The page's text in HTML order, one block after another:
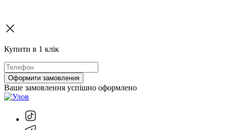
Купити в 1 клік
Оформити замовлення
Ваше замовлення успішно оформлено